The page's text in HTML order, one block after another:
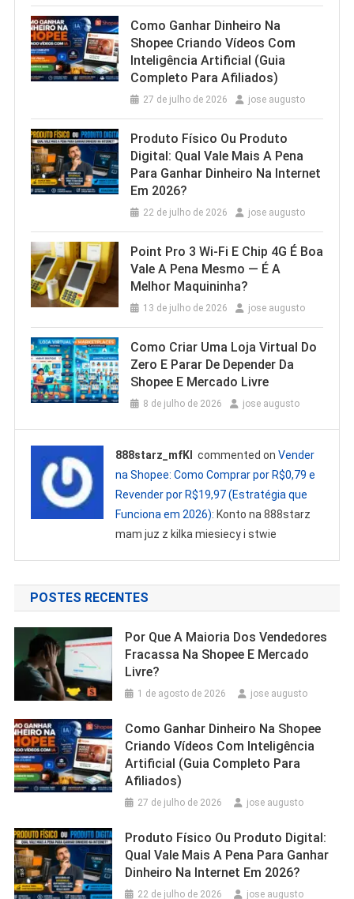
Como Ganhar Dinheiro Na
Shopee Criando Vídeos Com
Inteligência Artificial (Guia
Completo Para Afiliados)
27 de julho de 2026 jose augusto
Produto Físico Ou Produto
Digital: Qual Vale Mais A Pena
Para Ganhar Dinheiro Na Internet
Em 2026?
22 de julho de 2026 jose augusto
Point Pro 3 Wi‑Fi E Chip 4G É Boa
Vale A Pena Mesmo — É A
Melhor Maquininha?
13 de julho de 2026 jose augusto
Como Criar Uma Loja Virtual Do
Zero E Parar De Depender Da
Shopee E Mercado Livre
8 de julho de 2026 jose augusto
888starz_mfKl commented onVender
na Shopee: Como Comprar por R$0,79 e
Revender por R$19,97 (Estratégia que
Funciona em 2026): Konto na 888starz
mam juz z kilka miesiecy i stwie
POSTES RECENTES
Por Que A Maioria Dos Vendedores
Fracassa Na Shopee E Mercado
Livre?
1 de agosto de 2026 jose augusto
Como Ganhar Dinheiro Na Shopee
Criando Vídeos Com Inteligência
Artificial (Guia Completo Para
Afiliados)
27 de julho de 2026 jose augusto
Produto Físico Ou Produto Digital:
Qual Vale Mais A Pena Para Ganhar
Dinheiro Na Internet Em 2026?
22 de julho de 2026 jose augusto